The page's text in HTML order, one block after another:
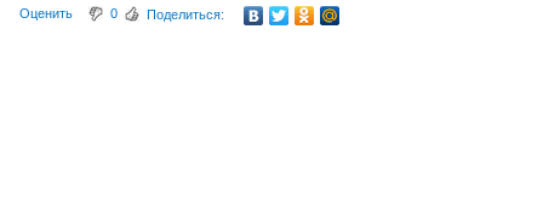
Оценить
0 Поделиться: